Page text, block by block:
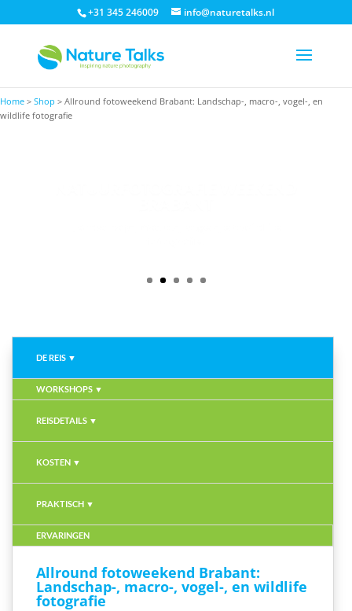
+31 345 246009 info@naturetalks.nl
Home > Shop > Allround fotoweekend Brabant: Landschap-, macro-, vogel-, en
wildlife fotografie
DE REIS ▼
WORKSHOPS ▼
REISDETAILS ▼
KOSTEN ▼
PRAKTISCH ▼
ERVARINGEN
Allround fotoweekend Brabant:
Landschap-, macro-, vogel-, en wildlife
fotografie